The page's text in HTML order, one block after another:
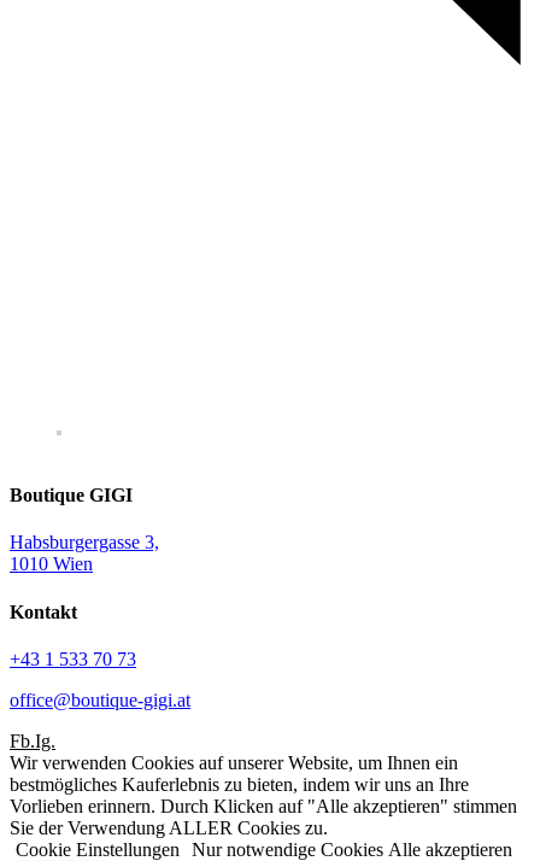
Boutique GIGI
Habsburgergasse 3,
1010 Wien
Kontakt
+43 1 533 70 73
office@boutique-gigi.at
Fb.Ig.
Wir verwenden Cookies auf unserer Website, um Ihnen ein
bestmögliches Kauferlebnis zu bieten, indem wir uns an Ihre
Vorlieben erinnern. Durch Klicken auf "Alle akzeptieren" stimmen
Sie der Verwendung ALLER Cookies zu.
Cookie Einstellungen
Nur notwendige Cookies Alle akzeptieren